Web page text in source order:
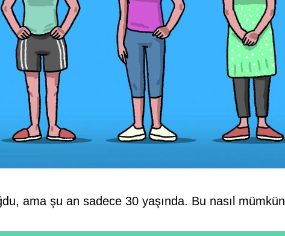
ama şu an sadece 30 yaşında. Bu nasıl mümkün